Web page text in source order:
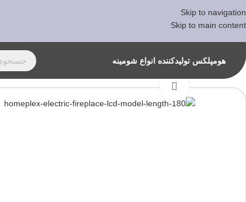
Skip to navigation
Skip to main content
هومپلکس تولیدکننده انواع شومینه
برای بزرگنمایی کلیک کنید